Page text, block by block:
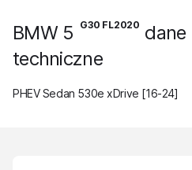
BMW 5 G30 FL2020 dane
techniczne
PHEV Sedan 530e xDrive [16-24]